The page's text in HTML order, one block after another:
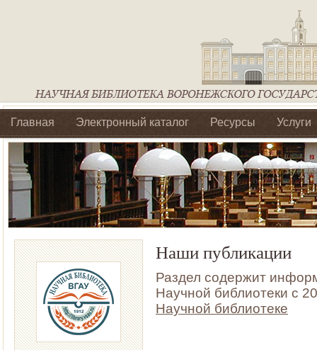
Главная Электронный каталог Ресурсы Услуги
Библиотеки регионального отделения Ассоциации
Наши публикации
Раздел содержит
Научной библиотеки с
Научной библиотеке